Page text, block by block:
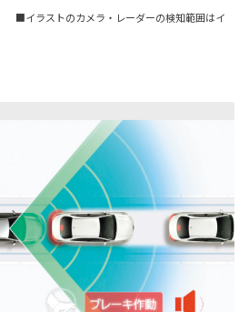
■イラストのカメラ・レーダーの検知範囲はイ